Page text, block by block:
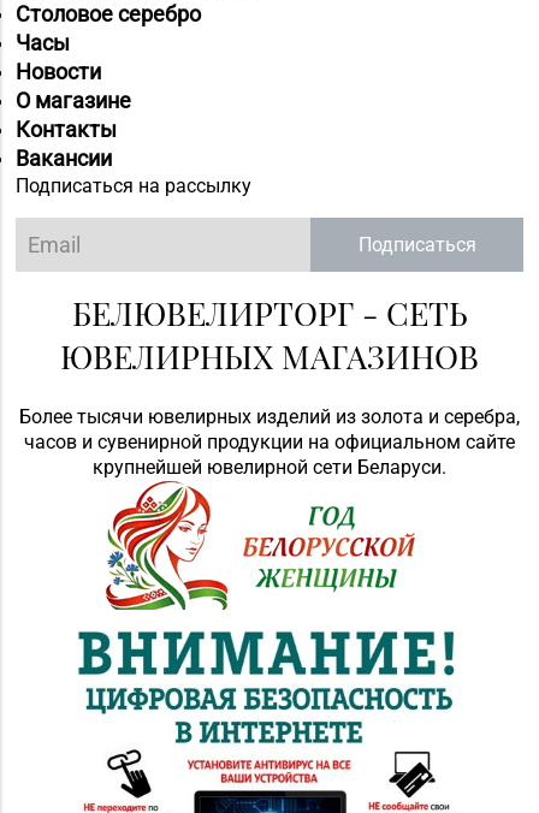
Столовое серебро
Часы
Новости
О магазине
Контакты
Вакансии
Подписаться на рассылку
Подписаться
БЕЛЮВЕЛИРТОРГ - СЕТЬ
ЮВЕЛИРНЫХ МАГАЗИНОВ
Более тысячи ювелирных изделий из золота и серебра,
часов и сувенирной продукции на официальном сайте
крупнейшей ювелирной сети Беларуси.